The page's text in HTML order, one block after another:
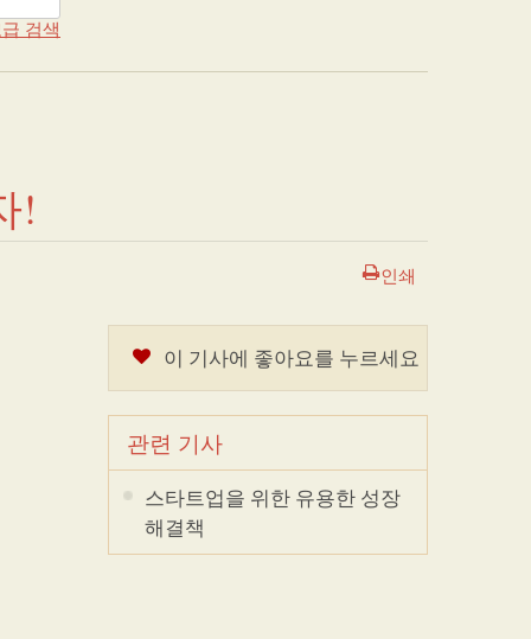
급 검색
!
인쇄
이 기사에 좋아요를 누르세요
관련 기사
스타트업을 위한 유용한 성장
해결책